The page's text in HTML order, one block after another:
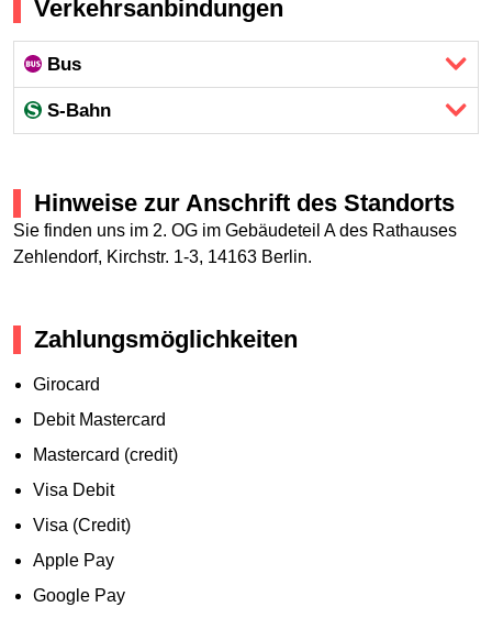
Verkehrsanbindungen
Bus
S-Bahn
Hinweise zur Anschrift des Standorts
Sie finden uns im 2. OG im Gebäudeteil A des Rathauses
Zehlendorf, Kirchstr. 1-3, 14163 Berlin.
Zahlungsmöglichkeiten
Girocard
Debit Mastercard
Mastercard (credit)
Visa Debit
Visa (Credit)
Apple Pay
Google Pay